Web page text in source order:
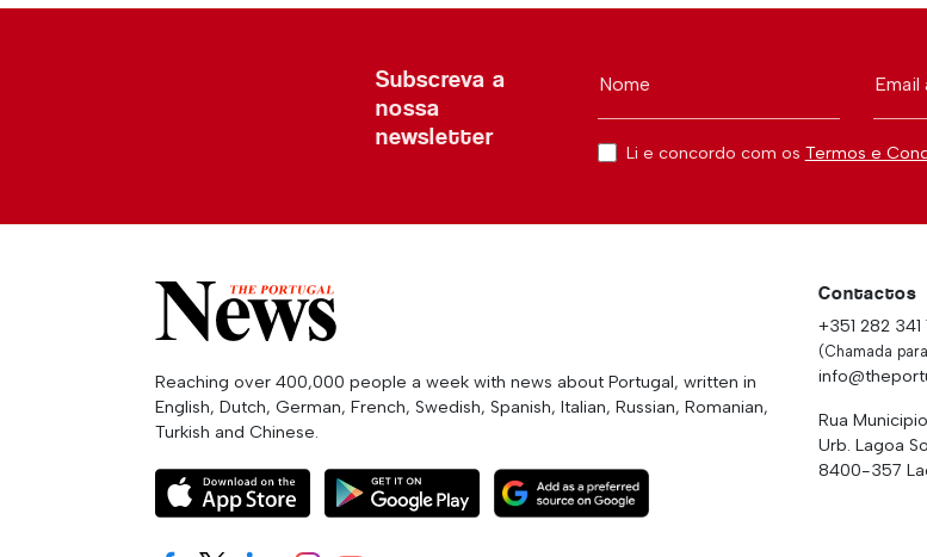
Subscreva a
nossa
newsletter
Nome Email
Li e concordo com os Termos e
Reaching over 400,000 people a week with news about Portugal, written in
English, Dutch, German, French, Swedish, Spanish, Italian, Russian, Romanian,
Turkish and Chinese.
Contactos
+351 282 341
(Chamada
Rua
Urb. Lagoa
8400-357